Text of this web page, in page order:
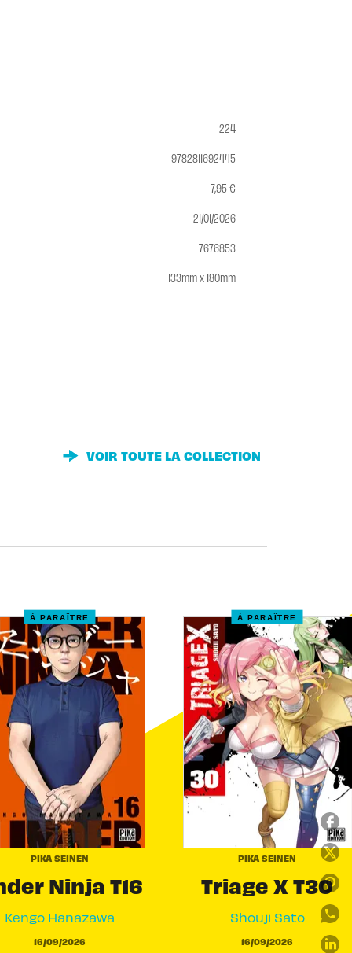
224
9782811692445
7,95 €
21/01/2026
7676853
133mm x 180mm
VOIR TOUTE LA COLLECTION
À PARAÎTRE
PIKA SEINEN
Ninja T16
Kengo Hanazawa
16/09/2026
À PARAÎTRE
PIKA SEINEN
Triage X T30
Shouji Sato
16/09/2026